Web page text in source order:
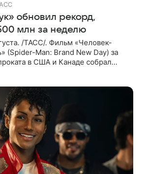
обновил рекорд,
млн за неделю
/ТАСС/. Фильм «Человек-
(Spider-Man: Brand New Day) за
в США и Канаде собрал